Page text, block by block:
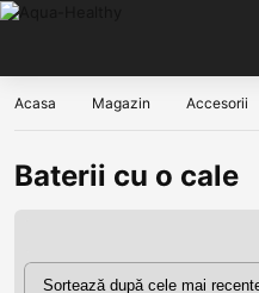
Acasa Magazin Accesorii
Baterii cu o cale